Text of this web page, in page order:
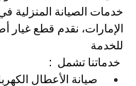
خدمات الصيانة المنزلية
الإمارات، نقدم قطع غيار
للخدمة
خدماتنا تشمل  :
صيانة الأعطال